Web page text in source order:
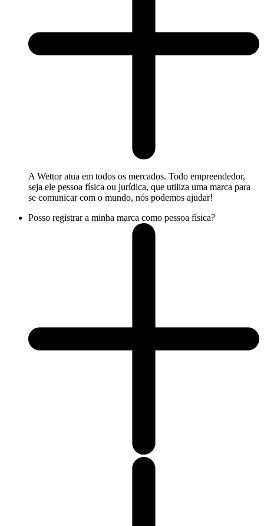
A Wettor atua em todos os mercados. Todo empreendedor,
seja ele pessoa física ou jurídica, que utiliza uma marca para
se comunicar com o mundo, nós podemos ajudar!
Posso registrar a minha marca como pessoa física?